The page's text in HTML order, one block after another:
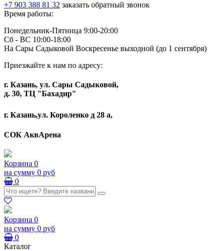
+7 903 388 81 32 заказать обратный звонок
Время работы:
Понедельник-Пятница 9:00-20:00
Сб - ВС 10:00-18:00
На Сары Садыковой Воскресенье выходной (до 1 сентября)
Приезжайте к нам по адресу:
г. Казань, ул. Сары Садыковой,
д. 30, ТЦ "Бахадир"
г. Казань,ул. Короленко д 28 а,
СОК АквАрена
Корзина 0
на сумму 0 руб
0
Корзина 0
на сумму 0 руб
0
Каталог